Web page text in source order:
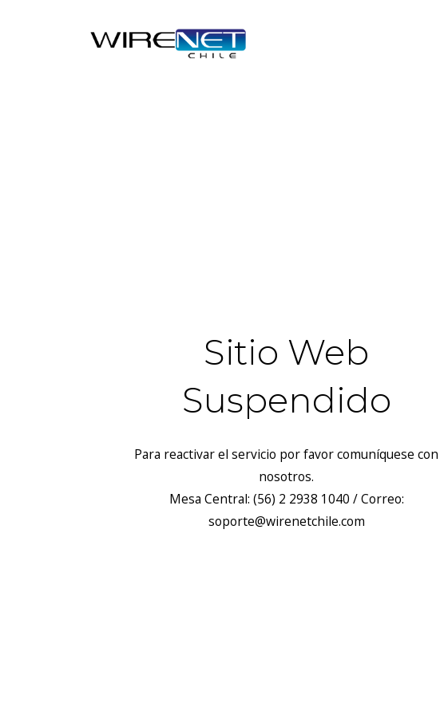
Sitio Web
Suspendido
Para reactivar el servicio por favor comuníquese con
nosotros.
Mesa Central: (56) 2 2938 1040 / Correo:
soporte@wirenetchile.com